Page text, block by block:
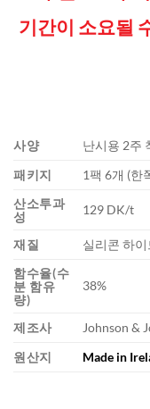
기간이 소요될
사양
난시용 2주
패키지
1팩 6개 (한
산소투과
성
129 DK/t
재질
실리콘 하
함수율(수
분 함유
량)
38%
제조사
Johnson &
원산지
Made in